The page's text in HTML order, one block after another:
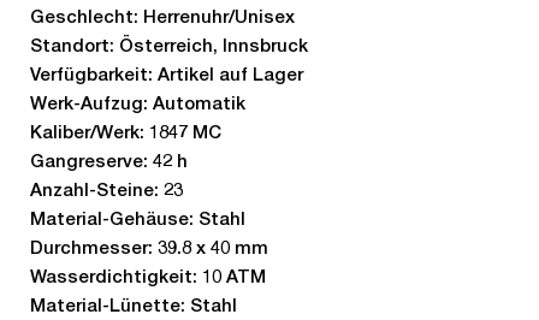
Geschlecht: Herrenuhr/Unisex
Standort: Österreich, Innsbruck
Verfügbarkeit: Artikel auf Lager
Werk-Aufzug: Automatik
Kaliber/Werk: 1847 MC
Gangreserve: 42 h
Anzahl-Steine: 23
Material-Gehäuse: Stahl
Durchmesser: 39.8 x 40 mm
Wasserdichtigkeit: 10 ATM
Material-Lünette: Stahl